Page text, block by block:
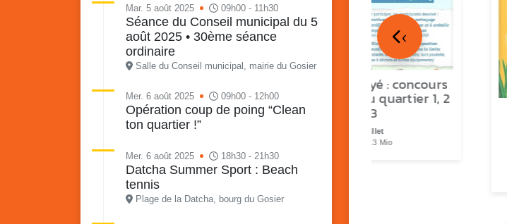
Mar. 5 août 2025 09h00 - 11h30
Séance du Conseil municipal du 5
août 2025 • 30ème séance
ordinaire
Salle du Conseil municipal, mairie du Gosier
Mer. 6 août 2025 09h00 - 12h00
Opération coup de poing “Clean
ton quartier !”
Mer. 6 août 2025 18h30 - 21h30
Datcha Summer Sport : Beach
tennis
Plage de la Datcha, bourg du Gosier
Retour en images sur
Vakans O Gozyé animations
du samedi 18 juillet : Partir
quartier n°3, Gosier beach
summer volley
23 juillet
Vakans o Gozyé : concours
mon plus beau quartier 1, 2
& 3
17 juillet
PDF - 1.3 Mio
‹